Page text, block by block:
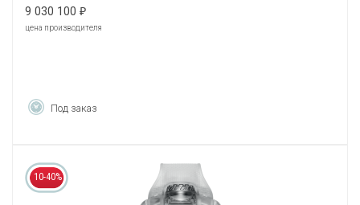
9 030 100 ₽
цена производителя
Под заказ
10-40%